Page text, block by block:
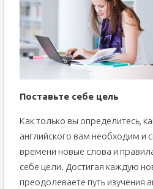
Поставьте себе цель
Как только вы определитесь,
английского вам необходим и
времени новые слова и
себе цели. Достигая каждую
преодолеваете путь изучения